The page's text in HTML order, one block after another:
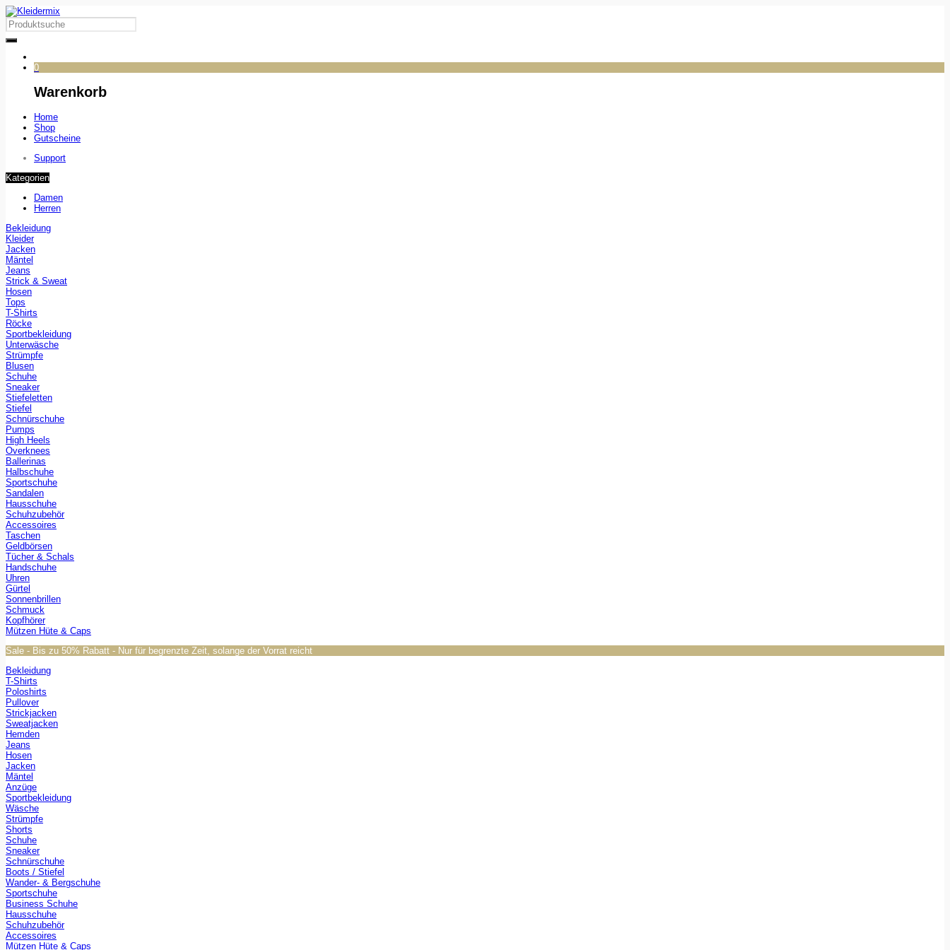
0
Warenkorb
Home
Shop
Gutscheine
Support
Kategorien
Damen
Herren
Bekleidung
Kleider
Jacken
Mäntel
Jeans
Strick & Sweat
Hosen
Tops
T-Shirts
Röcke
Sportbekleidung
Unterwäsche
Strümpfe
Blusen
Schuhe
Sneaker
Stiefeletten
Stiefel
Schnürschuhe
Pumps
High Heels
Overknees
Ballerinas
Halbschuhe
Sportschuhe
Sandalen
Hausschuhe
Schuhzubehör
Accessoires
Taschen
Geldbörsen
Tücher & Schals
Handschuhe
Uhren
Gürtel
Sonnenbrillen
Schmuck
Kopfhörer
Mützen Hüte & Caps
Sale - Bis zu 50% Rabatt - Nur für begrenzte Zeit, solange der Vorrat reicht
Bekleidung
T-Shirts
Poloshirts
Pullover
Strickjacken
Sweatjacken
Hemden
Jeans
Hosen
Jacken
Mäntel
Anzüge
Sportbekleidung
Wäsche
Strümpfe
Shorts
Schuhe
Sneaker
Schnürschuhe
Boots / Stiefel
Wander- & Bergschuhe
Sportschuhe
Business Schuhe
Hausschuhe
Schuhzubehör
Accessoires
Mützen Hüte & Caps